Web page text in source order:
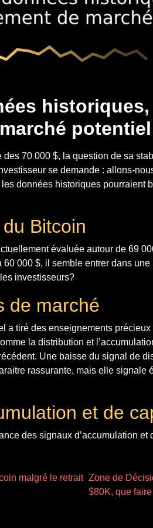
historiques,
potentiel
70 000 $, la question de sa
se demande : allons-
données historiques pourraient
Bitcoin
évaluée autour de 69
60 000 $, il semble entrer dans
investisseurs?
de marché
a tiré des enseignements
la distribution et
Une baisse du signal de
rassurante, mais elle signale
et de
des signaux d’accumulation
malgré le retrait Zone de
$80K, que